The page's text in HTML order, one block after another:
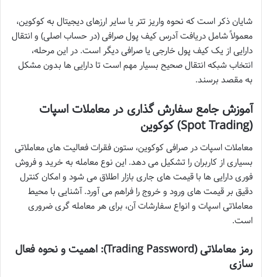
شایان ذکر است که نحوه واریز تتر یا سایر ارزهای دیجیتال به کوکوین،
معمولاً شامل دریافت آدرس کیف پول صرافی (در حساب اصلی) و انتقال
دارایی از یک کیف پول خارجی یا صرافی دیگر است. در این مرحله،
انتخاب شبکه انتقال صحیح بسیار مهم است تا دارایی ها بدون مشکل
به مقصد برسند.
آموزش جامع سفارش گذاری در معاملات اسپات
(Spot Trading) کوکوین
معاملات اسپات در صرافی کوکوین، ستون فقرات فعالیت های معاملاتی
بسیاری از کاربران را تشکیل می دهد. این نوع معامله به خرید و فروش
فوری دارایی ها با قیمت های جاری بازار اطلاق می شود و امکان کنترل
دقیق بر قیمت های ورود و خروج را فراهم می آورد. آشنایی با محیط
معاملاتی اسپات و انواع سفارشات آن، برای هر معامله گری ضروری
است.
رمز معاملاتی (Trading Password): اهمیت و نحوه فعال
سازی